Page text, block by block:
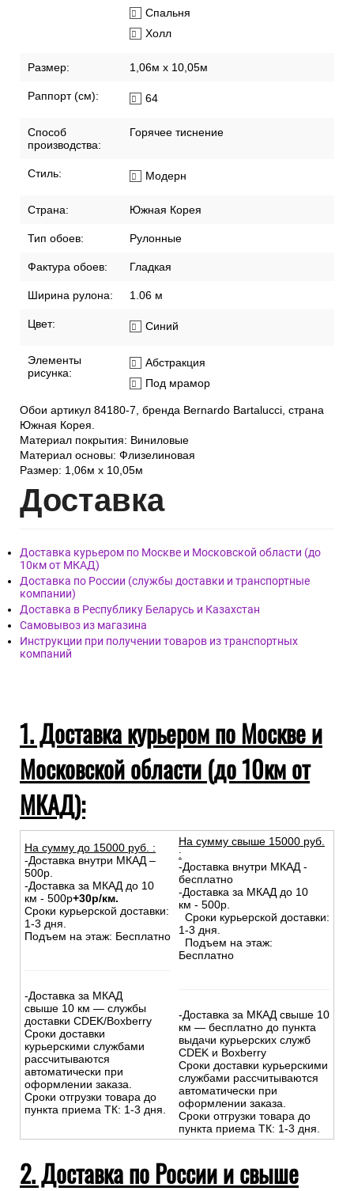
Спальня
Холл
Размер: 1,06м х 10,05м
Раппорт (см): 64
Способ
производства:
Горячее тиснение
Стиль: Модерн
Страна: Южная Корея
Тип обоев: Рулонные
Фактура обоев: Гладкая
Ширина рулона: 1.06 м
Цвет: Синий
Элементы
рисунка:
Абстракция
Под мрамор
Обои артикул 84180-7, бренда Bernardo Bartalucci, страна
Южная Корея.
Материал покрытия: Виниловые
Материал основы: Флизелиновая
Размер: 1,06м х 10,05м
Доставка
Доставка курьером по Москве и Московской области (до
10км от МКАД)
Доставка по России (службы доставки и транспортные
компании)
Доставка в Республику Беларусь и Казахстан
Самовывоз из магазина
Инструкции при получении товаров из транспортных
компаний
1. Доставка курьером по Москве и
Московской области (до 10км от
МКАД):
На сумму до 15000 руб. :
-Доставка внутри МКАД –
500р.
-Доставка за МКАД до 10
км - 500р+30р/км.
Сроки курьерской доставки:
1-3 дня.
Подъем на этаж: Бесплатно
-Доставка за МКАД
свыше 10 км — службы
доставки CDEK/Boxberry
Сроки доставки
курьерскими службами
рассчитываются
автоматически при
оформлении заказа.
Сроки отгрузки товара до
пункта приема ТК: 1-3 дня.
На сумму свыше 15000 руб.
:
-Доставка внутри МКАД -
бесплатно
-Доставка за МКАД до 10
км - 500р.
Сроки курьерской доставки:
1-3 дня.
Подъем на этаж:
Бесплатно
-Доставка за МКАД свыше 10
км — бесплатно до пункта
выдачи курьерских служб
CDEK и Boxberry
Сроки доставки курьерскими
службами рассчитываются
автоматически при
оформлении заказа.
Сроки отгрузки товара до
пункта приема ТК: 1-3 дня.
2. Доставка по России и свыше